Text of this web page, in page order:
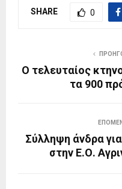
SHARE 0
Ο τελευταίος
τα 900
Σύλληψη άνδρα
στην Ε.Ο.